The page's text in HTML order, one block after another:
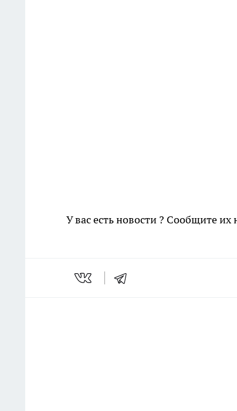
У вас есть новости ? Сообщите